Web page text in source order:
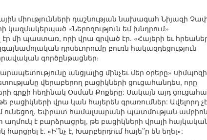
միությունների դաշնության նախագահ Նիյազի
«Ներողություն եմ խնդրում»
մի պաստառ, որի վրա գրված էր. «Հայերի եւ
դրսեւորումը բուռն հակազդեցություն
գործընթացներ։
անցյալից մինչեւ մեր օրերը»
վերաբերող բացիկների ցուցահանդես, որը
գրքի հեղինակ Օսման Քոքերը: Սակայն այդ
վրա կան հայերեն գրառումներ: Ավելորդ չէ
Եփրատ համալսարանի պատմության
է բարձրացրել, թե բացիկների վրայի
է. «Ի՞նչ է, Խարբերդում հայե՞ր են եղել»: